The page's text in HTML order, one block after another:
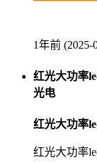
1年前 (2025-
红光大功率
光电
红光大功率
红光大功率